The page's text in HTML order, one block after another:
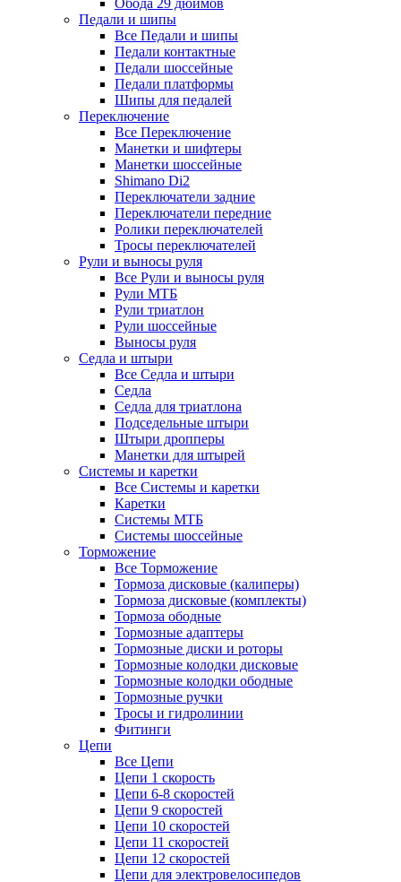
Обода 29 дюймов
Педали и шипы
Все Педали и шипы
Педали контактные
Педали шоссейные
Педали платформы
Шипы для педалей
Переключение
Все Переключение
Манетки и шифтеры
Манетки шоссейные
Shimano Di2
Переключатели задние
Переключатели передние
Ролики переключателей
Тросы переключателей
Рули и выносы руля
Все Рули и выносы руля
Рули МТБ
Рули триатлон
Рули шоссейные
Выносы руля
Седла и штыри
Все Седла и штыри
Седла
Седла для триатлона
Подседельные штыри
Штыри дропперы
Манетки для штырей
Системы и каретки
Все Системы и каретки
Каретки
Системы МТБ
Системы шоссейные
Торможение
Все Торможение
Тормоза дисковые (калиперы)
Тормоза дисковые (комплекты)
Тормоза ободные
Тормозные адаптеры
Тормозные диски и роторы
Тормозные колодки дисковые
Тормозные колодки ободные
Тормозные ручки
Тросы и гидролинии
Фитинги
Цепи
Все Цепи
Цепи 1 скорость
Цепи 6-8 скоростей
Цепи 9 скоростей
Цепи 10 скоростей
Цепи 11 скоростей
Цепи 12 скоростей
Цепи для электровелосипедов